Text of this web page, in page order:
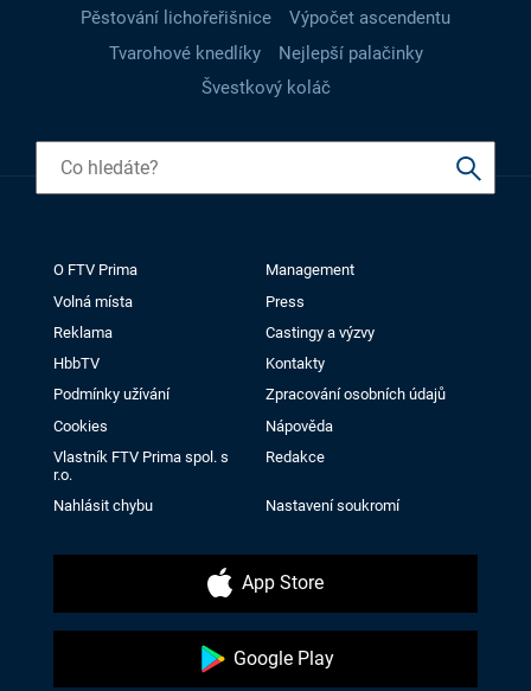
Pěstování lichořeřišnice
Výpočet ascendentu
Tvarohové knedlíky
Nejlepší palačinky
Švestkový koláč
O FTV Prima
Management
Volná místa
Press
Reklama
Castingy a výzvy
HbbTV
Kontakty
Podmínky užívání
Zpracování osobních údajů
Cookies
Nápověda
Vlastník FTV Prima spol. s
r.o.
Redakce
Nahlásit chybu Nastavení soukromí
App Store
Google Play